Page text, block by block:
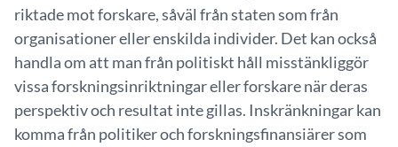
riktade mot forskare, såväl från staten som från
organisationer eller enskilda individer. Det kan också
handla om att man från politiskt håll misstänkliggör
vissa forskningsinriktningar eller forskare när deras
perspektiv och resultat inte gillas. Inskränkningar kan
komma från politiker och forskningsfinansiärer som